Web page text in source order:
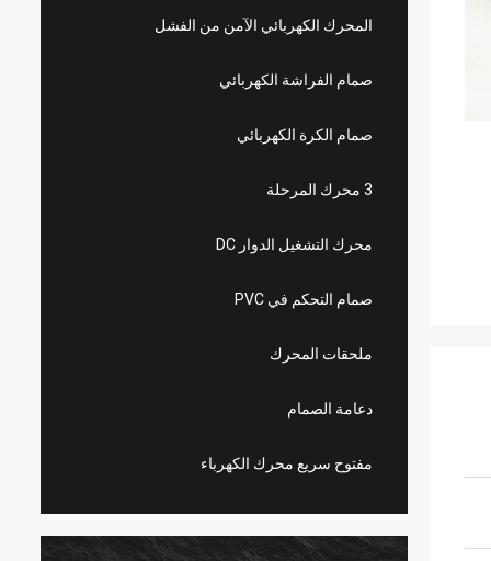
المحرك الكهربائي الآمن من الفشل
صمام الفراشة الكهربائي
صمام الكرة الكهربائي
3 محرك المرحلة
محرك التشغيل الدوار DC
صمام التحكم في PVC
ملحقات المحرك
دعامة الصمام
مفتوح سريع محرك الكهرباء